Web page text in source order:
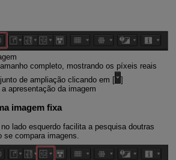
completo, mostrando os píxeis reais
de ampliação clicando em [
]
apresentação da imagem
imagem fixa
lado esquerdo facilita a pesquisa doutras
se compara imagens.